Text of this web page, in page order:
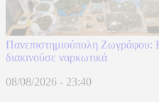
Πανεπιστημιούπολη Ζωγράφου:
διακινούσε ναρκωτικά
08/08/2026 - 23:40